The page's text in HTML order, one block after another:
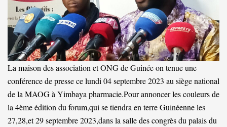
La maison des association et ONG de Guinée on tenue une
conférence de presse ce lundi 04 septembre 2023 au siège national
de la MAOG à Yimbaya pharmacie.Pour annoncer les couleurs de
la 4ème édition du forum,qui se tiendra en terre Guinéenne les
27,28,et 29 septembre 2023,dans la salle des congrès du palais du